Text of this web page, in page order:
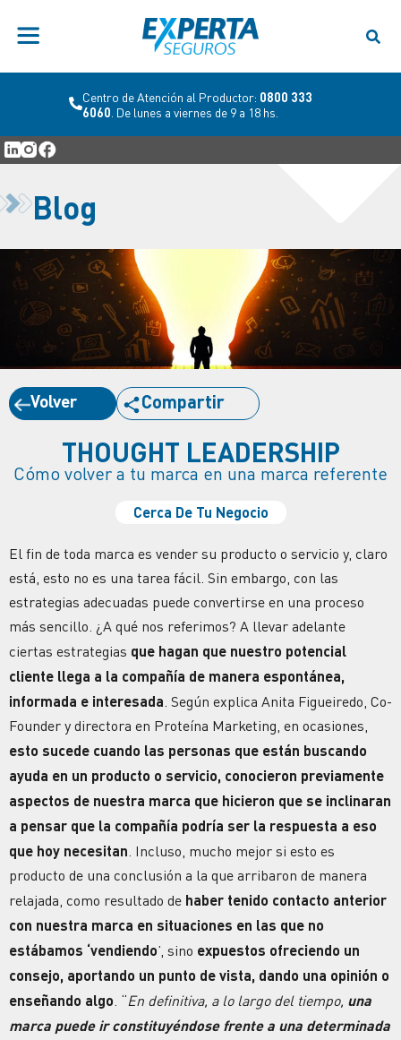
Centro de Atención al Productor: 0800 333
6060 . De lunes a viernes de 9 a 18 hs.
Blog
Volver Compartir
THOUGHT LEADERSHIP
Cómo volver a tu marca en una marca referente
Cerca De Tu Negocio
El fin de toda marca es vender su producto o servicio y, claro
está, esto no es una tarea fácil. Sin embargo, con las
estrategias adecuadas puede convertirse en una proceso
más sencillo. ¿A qué nos referimos? A llevar adelante
ciertas estrategias que hagan que nuestro potencial
cliente llega a la compañía de manera espontánea,
informada e interesada . Según explica Anita Figueiredo, Co-
Founder y directora en Proteína Marketing, en ocasiones,
esto sucede cuando las personas que están buscando
ayuda en un producto o servicio, conocieron previamente
aspectos de nuestra marca que hicieron que se inclinaran
a pensar que la compañía podría ser la respuesta a eso
que hoy necesitan . Incluso, mucho mejor si esto es
producto de una conclusión a la que arribaron de manera
relajada, como resultado de haber tenido contacto anterior
con nuestra marca en situaciones en las que no
estábamos ‘vendiendo’, sino expuestos ofreciendo un
consejo, aportando un punto de vista, dando una opinión o
enseñando algo . “En definitiva, a lo largo del tiempo, una
marca puede ir constituyéndose frente a una determinada